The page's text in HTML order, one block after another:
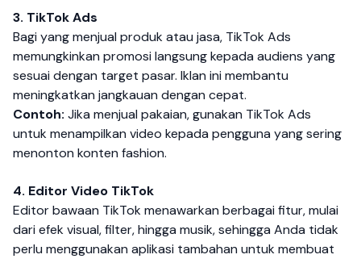
3. TikTok Ads
Bagi yang menjual produk atau jasa, TikTok Ads
memungkinkan promosi langsung kepada audiens yang
sesuai dengan target pasar. Iklan ini membantu
meningkatkan jangkauan dengan cepat.
Contoh: Jika menjual pakaian, gunakan TikTok Ads
untuk menampilkan video kepada pengguna yang sering
menonton konten fashion.
4. Editor Video TikTok
Editor bawaan TikTok menawarkan berbagai fitur, mulai
dari efek visual, filter, hingga musik, sehingga Anda tidak
perlu menggunakan aplikasi tambahan untuk membuat